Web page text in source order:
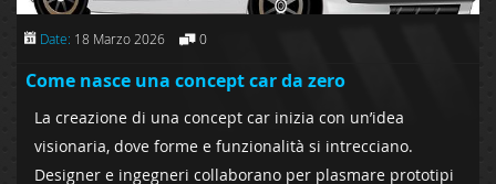
Date: 18 Marzo 2026 0
Come nasce una concept car da zero
La creazione di una concept car inizia con un’idea
visionaria, dove forme e funzionalità si intrecciano.
Designer e ingegneri collaborano per plasmare prototipi